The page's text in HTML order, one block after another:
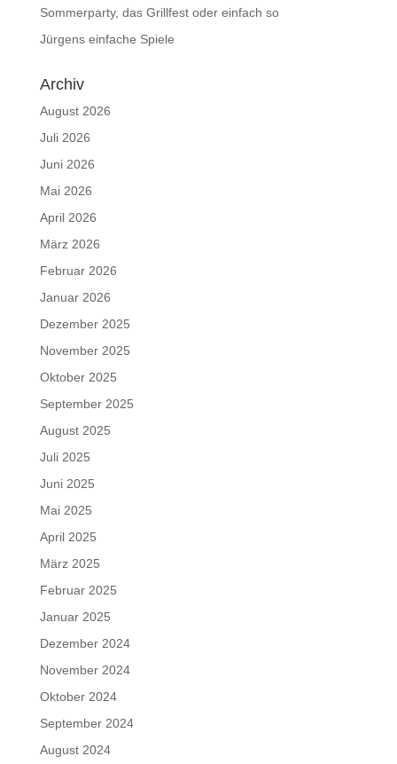
Sommerparty, das Grillfest oder einfach so
Jürgens einfache Spiele
Archiv
August 2026
Juli 2026
Juni 2026
Mai 2026
April 2026
März 2026
Februar 2026
Januar 2026
Dezember 2025
November 2025
Oktober 2025
September 2025
August 2025
Juli 2025
Juni 2025
Mai 2025
April 2025
März 2025
Februar 2025
Januar 2025
Dezember 2024
November 2024
Oktober 2024
September 2024
August 2024